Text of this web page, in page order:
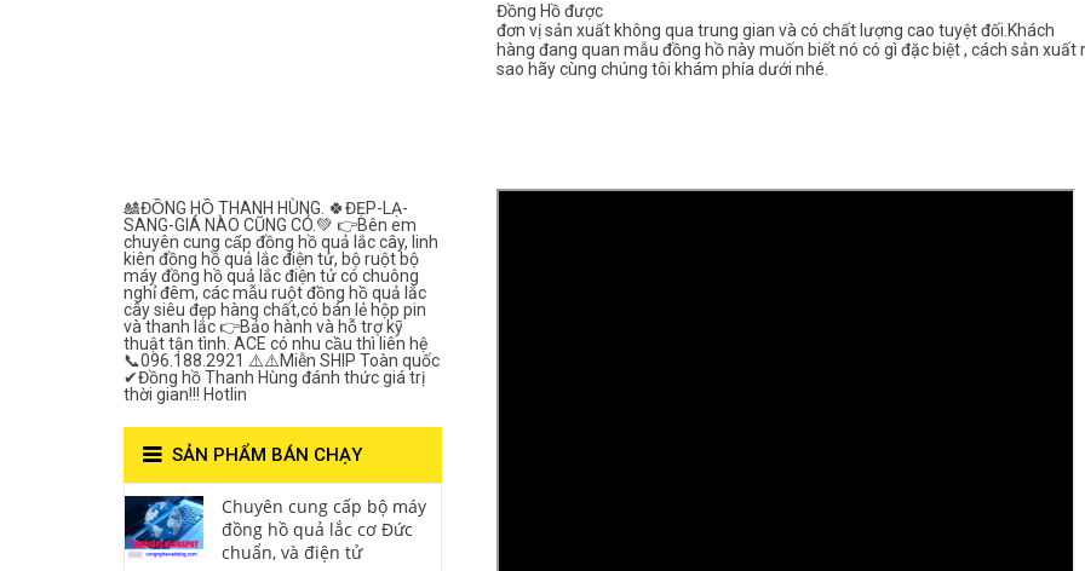
Đồng Hồ được
đơn vị sản xuất không qua trung gian và có chất lượng cao tuyệt đối.Khách
hàng đang quan mẫu đồng hồ này muốn biết nó có gì đặc biệt , cách sản xuất
sao hãy cùng chúng tôi khám phía dưới nhé.
🎎ĐỒNG HỒ THANH HÙNG. 🍀ĐẸP-LẠ-
SANG-GIÁ NÀO CŨNG CÓ.💚 👉Bên em
chuyên cung cấp đồng hồ quả lắc cây, linh
kiên đồng hồ quả lắc điện tử, bộ ruột bộ
máy đồng hồ quả lắc điện tử có chuông
nghỉ đêm, các mẫu ruột đồng hồ quả lắc
cây siêu đẹp hàng chất,có bán lẻ hộp pin
và thanh lắc 👉Bảo hành và hỗ trợ kỹ
thuật tận tình. ACE có nhu cầu thì liên hệ
📞096.188.2921 ⚠️⚠️Miễn SHIP Toàn quốc
✔Đồng hồ Thanh Hùng đánh thức giá trị
thời gian!!! Hotlin
SẢN PHẨM BÁN CHẠY
Chuyên cung cấp bộ máy
đồng hồ quả lắc cơ Đức
chuẩn, và điện tử